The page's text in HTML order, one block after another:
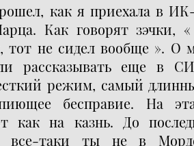
как я приехала в
Как говорят зэчки,
тот не сидел вообще ». О
рассказывать еще в
режим, самый
бесправие. На
как на казнь. До
все-таки ты не в